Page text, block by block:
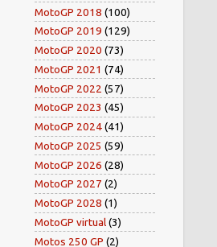
MotoGP 2018 (100)
MotoGP 2019 (129)
MotoGP 2020 (73)
MotoGP 2021 (74)
MotoGP 2022 (57)
MotoGP 2023 (45)
MotoGP 2024(41)
MotoGP 2025 (59)
MotoGP 2026 (28)
MotoGP 2027 (2)
MotoGP 2028 (1)
MotoGP virtual(3)
Motos 250 GP (2)